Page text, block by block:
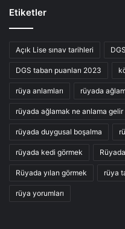
Etiketler
Açık Lise sınav tarihleri
DGS taban puanları 2023
rüya anlamları rüyada
rüyada ağlamak ne anlama gelir
rüyada duygusal boşalma
rüyada kedi görmek
Rüyada yılan görmek rüya
rüya yorumları